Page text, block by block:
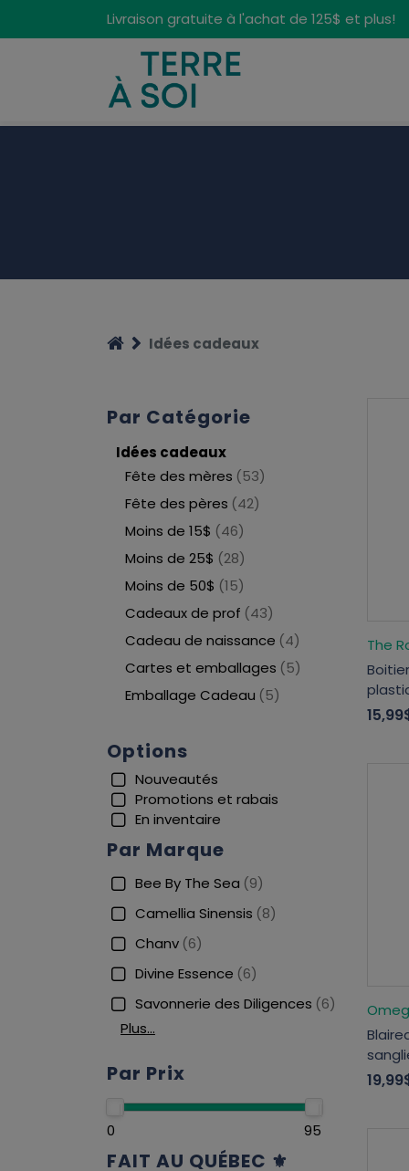
Livraison gratuite à l'achat de 125$ et plus!
Idées cadeaux
Par Catégorie
Idées cadeaux
Fête des mères (53)
Fête des pères (42)
Moins de 15$ (46)
Moins de 25$ (28)
Moins de 50$ (15)
Cadeaux de prof (43)
Cadeau de naissance (4)
Cartes et emballages (5)
Emballage Cadeau (5)
Options
Nouveautés
Promotions et rabais
En inventaire
Par Marque
Bee By The Sea (9)
Camellia Sinensis (8)
Chanv (6)
Divine Essence (6)
Savonnerie des Diligences (6)
Plus…
Par Prix
0 95
FAIT AU QUÉBEC ⚜
The
Panneau de gestion des cookies